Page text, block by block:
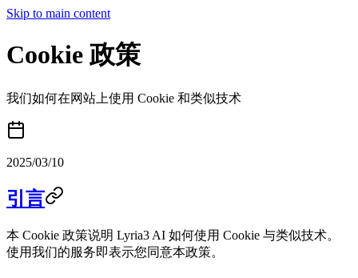
Skip to main content
Cookie 政策
我们如何在网站上使用 Cookie 和类似技术
2025/03/10
引言
本 Cookie 政策说明 Lyria3 AI 如何使用 Cookie 与类似技术。
使用我们的服务即表示您同意本政策。